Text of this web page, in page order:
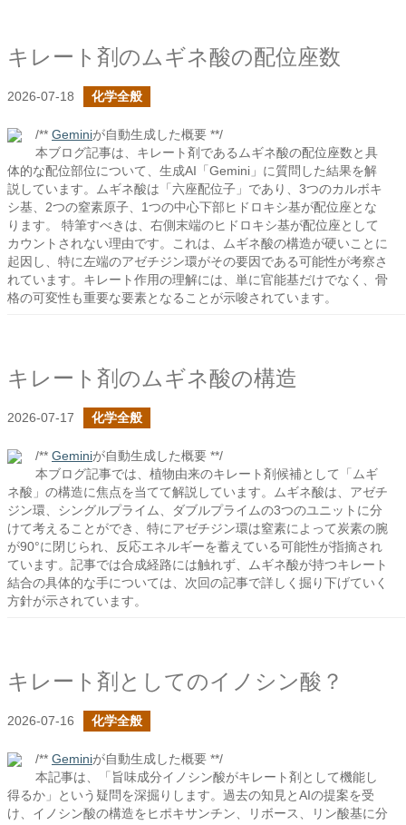
キレート剤のムギネ酸の配位座数
2026-07-18 化学全般
/** Geminiが自動生成した概要 **/
本ブログ記事は、キレート剤であるムギネ酸の配位座数と具
体的な配位部位について、生成AI「Gemini」に質問した結果を解
説しています。ムギネ酸は「六座配位子」であり、3つのカルボキ
シ基、2つの窒素原子、1つの中心下部ヒドロキシ基が配位座とな
ります。 特筆すべきは、右側末端のヒドロキシ基が配位座として
カウントされない理由です。これは、ムギネ酸の構造が硬いことに
起因し、特に左端のアゼチジン環がその要因である可能性が考察さ
れています。キレート作用の理解には、単に官能基だけでなく、骨
格の可変性も重要な要素となることが示唆されています。
キレート剤のムギネ酸の構造
2026-07-17 化学全般
/** Geminiが自動生成した概要 **/
本ブログ記事では、植物由来のキレート剤候補として「ムギ
ネ酸」の構造に焦点を当てて解説しています。ムギネ酸は、アゼチ
ジン環、シングルプライム、ダブルプライムの3つのユニットに分
けて考えることができ、特にアゼチジン環は窒素によって炭素の腕
が90°に閉じられ、反応エネルギーを蓄えている可能性が指摘され
ています。記事では合成経路には触れず、ムギネ酸が持つキレート
結合の具体的な手については、次回の記事で詳しく掘り下げていく
方針が示されています。
キレート剤としてのイノシン酸？
2026-07-16 化学全般
/** Geminiが自動生成した概要 **/
本記事は、「旨味成分イノシン酸がキレート剤として機能し
得るか」という疑問を深掘りします。過去の知見とAIの提案を受
け、イノシン酸の構造をヒポキサンチン、リボース、リン酸基に分